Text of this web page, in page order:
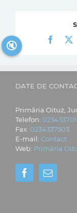
DATE DE
Primăria Oituz,
Telefon:
Fax: 0234337503
E-mail: Contact
Web: Primăria
🔇